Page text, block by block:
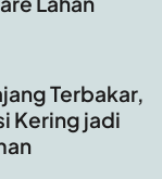
Terbakar,
Kering jadi